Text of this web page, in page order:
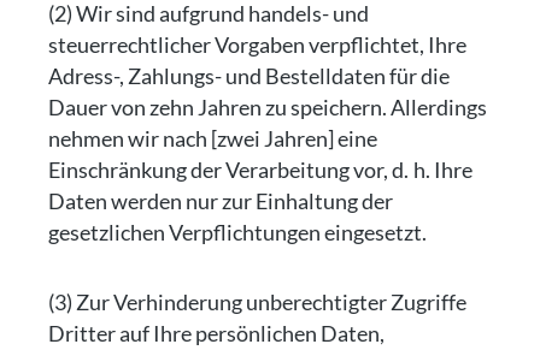
(2) Wir sind aufgrund handels- und
steuerrechtlicher Vorgaben verpflichtet, Ihre
Adress-, Zahlungs- und Bestelldaten für die
Dauer von zehn Jahren zu speichern. Allerdings
nehmen wir nach [zwei Jahren] eine
Einschränkung der Verarbeitung vor, d. h. Ihre
Daten werden nur zur Einhaltung der
gesetzlichen Verpflichtungen eingesetzt.
(3) Zur Verhinderung unberechtigter Zugriffe
Dritter auf Ihre persönlichen Daten,